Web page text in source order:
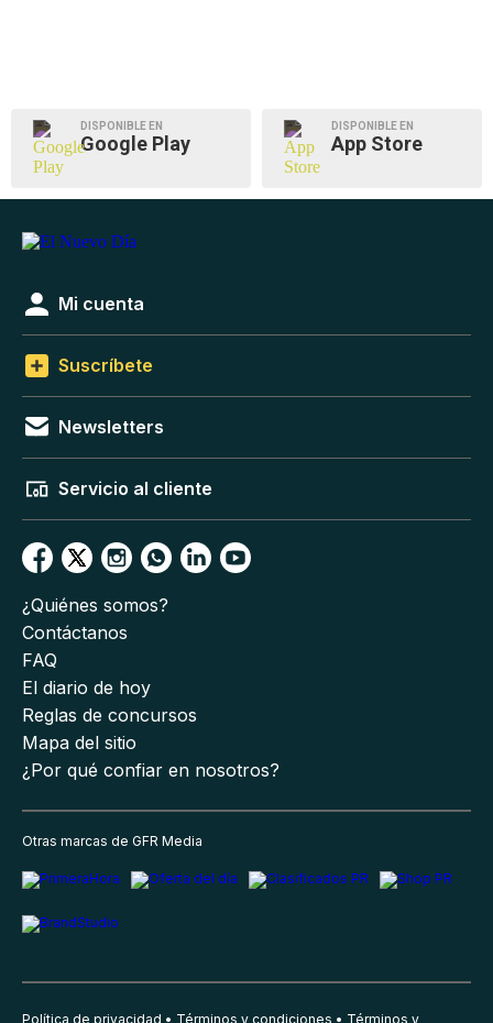
DISPONIBLE EN
Google Play
DISPONIBLE EN
App Store
Mi cuenta
Suscríbete
Newsletters
Servicio al cliente
¿Quiénes somos?
Contáctanos
FAQ
El diario de hoy
Reglas de concursos
Mapa del sitio
¿Por qué confiar en nosotros?
Otras marcas de GFR Media
Política de privacidad Términos y condiciones Términos y